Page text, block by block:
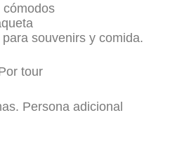
cómodos
souvenirs y comida.
tour
Persona adicional